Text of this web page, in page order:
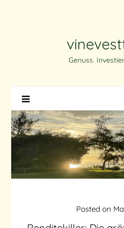
Genuss.
Posted on